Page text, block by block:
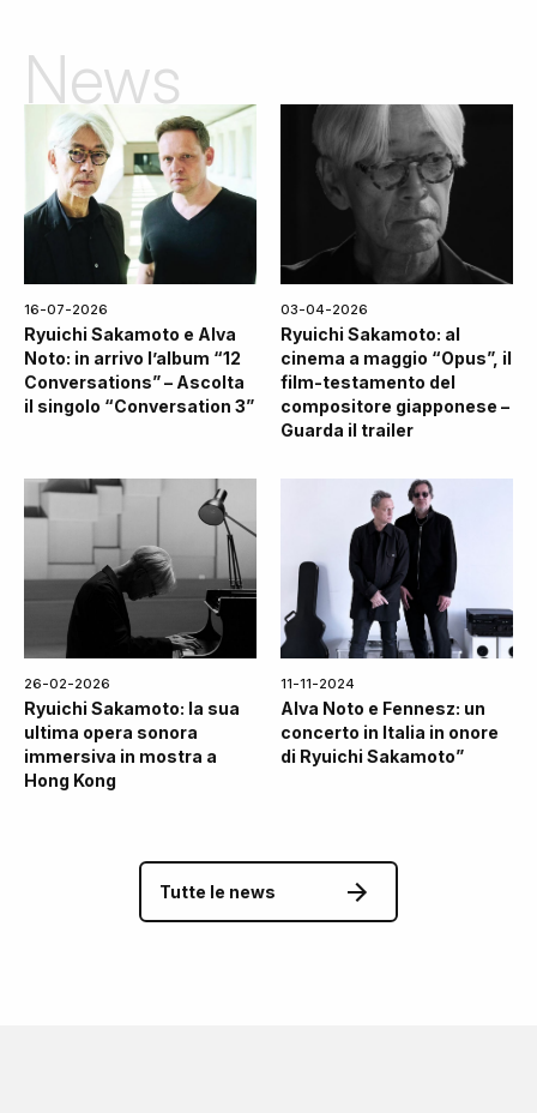
News
16-07-2026
Ryuichi Sakamoto e Alva
Noto: in arrivo l’album “12
Conversations” – Ascolta
il singolo “Conversation 3”
03-04-2026
Ryuichi Sakamoto: al
cinema a maggio “Opus”, il
film-testamento del
compositore giapponese –
Guarda il trailer
26-02-2026
Ryuichi Sakamoto: la sua
ultima opera sonora
immersiva in mostra a
Hong Kong
11-11-2024
Alva Noto e Fennesz: un
concerto in Italia in onore
di Ryuichi Sakamoto”
Tutte le news